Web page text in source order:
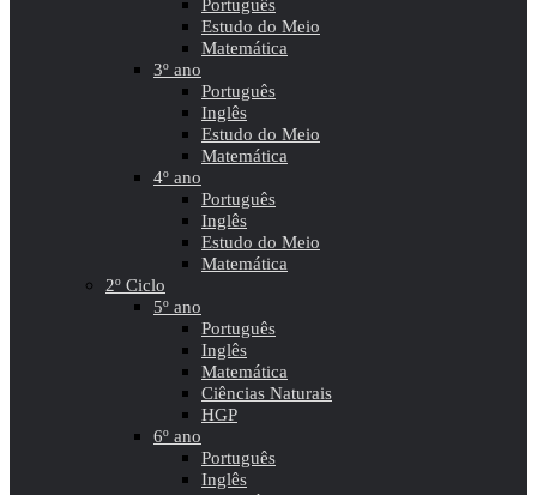
Português
Estudo do Meio
Matemática
3º ano
Português
Inglês
Estudo do Meio
Matemática
4º ano
Português
Inglês
Estudo do Meio
Matemática
2º Ciclo
5º ano
Português
Inglês
Matemática
Ciências Naturais
HGP
6º ano
Português
Inglês